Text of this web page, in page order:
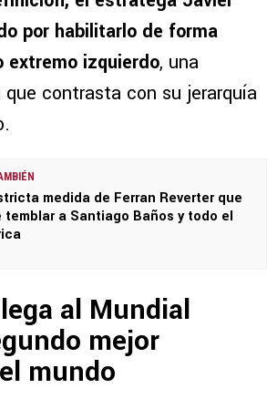
por habilitarlo de forma
extremo izquierdo, una
contrasta con su jerarquía
medida de Ferran Reverter que
temblar a Santiago Baños y todo el
al Mundial
mejor
mundo